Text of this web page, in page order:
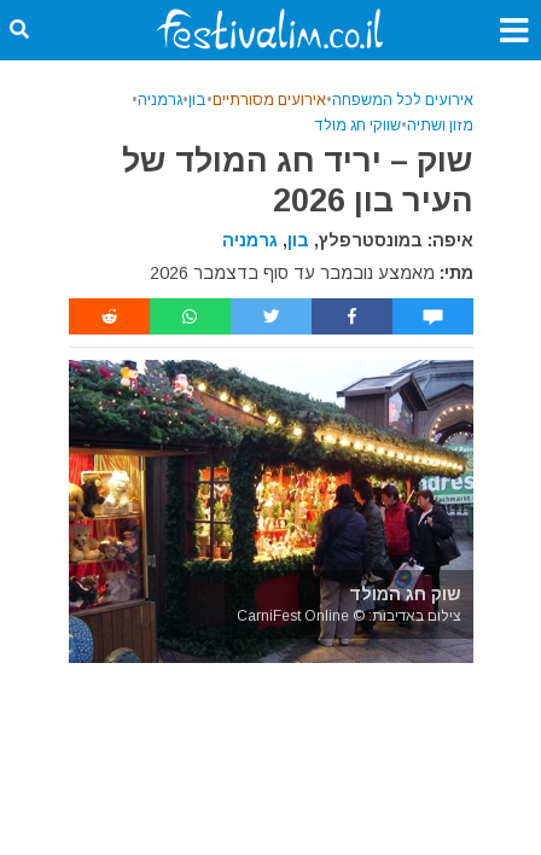
אירועים לכל המשפחה•אירועים מסורתיים•בון•גרמניה•
מזון ושתיה•שווקי חג מולד
שוק – יריד חג המולד של
העיר בון 2026
איפה: במונסטרפלץ, בון, גרמניה
מתי: מאמצע נובמבר עד סוף בדצמבר 2026
שוק חג המולד
צילום באדיבות: © CarniFest Online